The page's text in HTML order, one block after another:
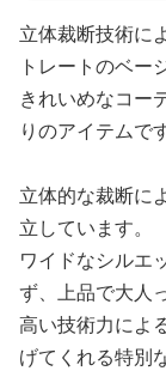
立体裁断技術に
トレートのベー
きれいめなコー
りのアイテムです
立体的な裁断に
立しています。
ワイドなシルエ
ず、上品で大人
高い技術力によ
げてくれる特別